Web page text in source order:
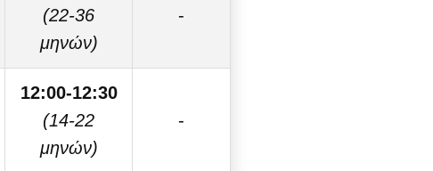
(22-36
μηνών)
-
12:00-12:30
(14-22
μηνών)
-